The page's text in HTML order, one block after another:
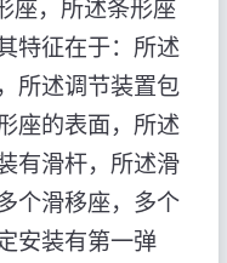
座，所述条形座
特征在于：所述
所述调节装置包
座的表面，所述
有滑杆，所述滑
个滑移座，多个
安装有第一弹